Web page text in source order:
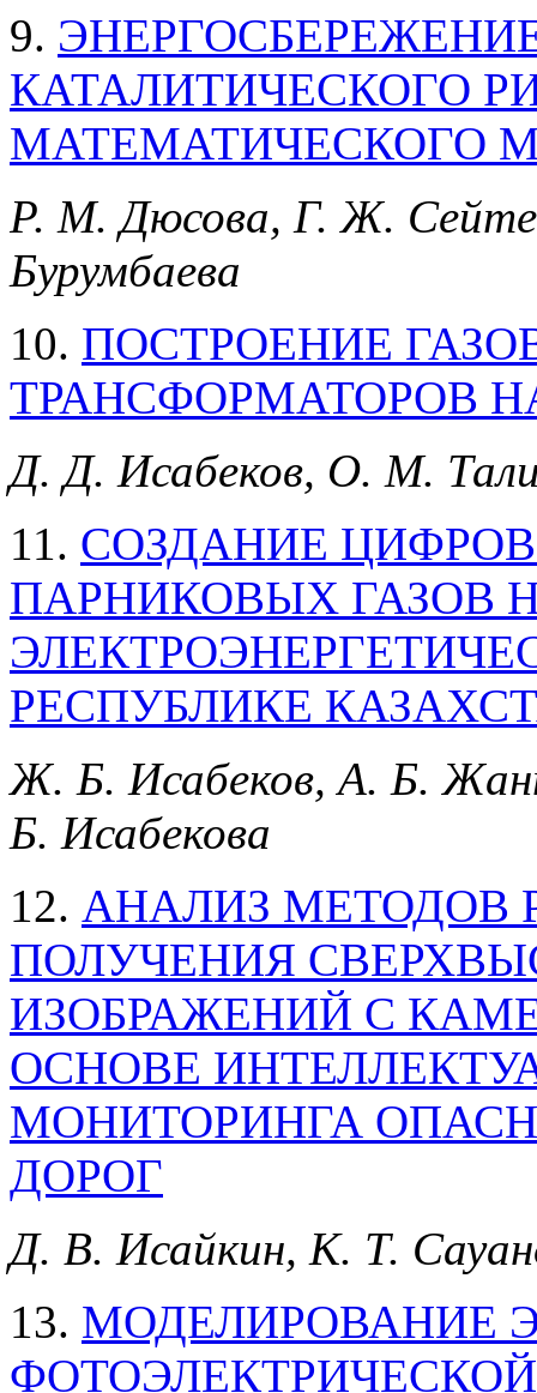
9.
КАТАЛИТИЧЕСКОГО
МАТЕМАТИЧЕСКОГО
Р. М. Дюсова, Г. Ж.
Бурумбаева
10. ПОСТРОЕНИЕ
ТРАНСФОРМАТОРОВ
Д. Д. Исабеков, О. М.
11. СОЗДАНИЕ
ПАРНИКОВЫХ ГАЗОВ
РЕСПУБЛИКЕ
Ж. Б. Исабеков, А. Б.
Б. Исабекова
12. АНАЛИЗ МЕТОДОВ
ПОЛУЧЕНИЯ
ИЗОБРАЖЕНИЙ С
ОСНОВЕ
МОНИТОРИНГА
ДОРОГ
Д. В. Исайкин, К. Т.
13. МОДЕЛИРОВАНИЕ